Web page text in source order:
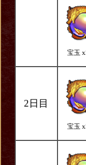
宝玉
2日目
宝玉